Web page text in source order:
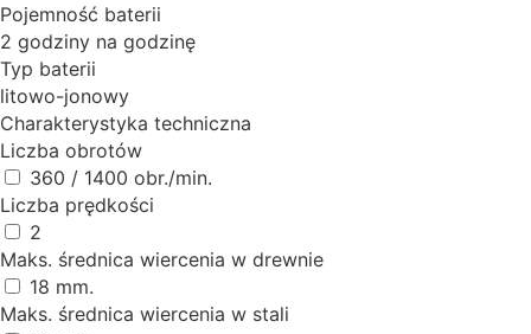
Pojemność baterii
2 godziny na godzinę
Typ baterii
litowo-jonowy
Charakterystyka techniczna
Liczba obrotów
360 / 1400 obr./min.
Liczba prędkości
2
Maks. średnica wiercenia w drewnie
18 mm.
Maks. średnica wiercenia w stali